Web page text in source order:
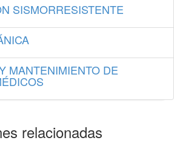
SISMORRESISTENTE
MANTENIMIENTO DE
relacionadas